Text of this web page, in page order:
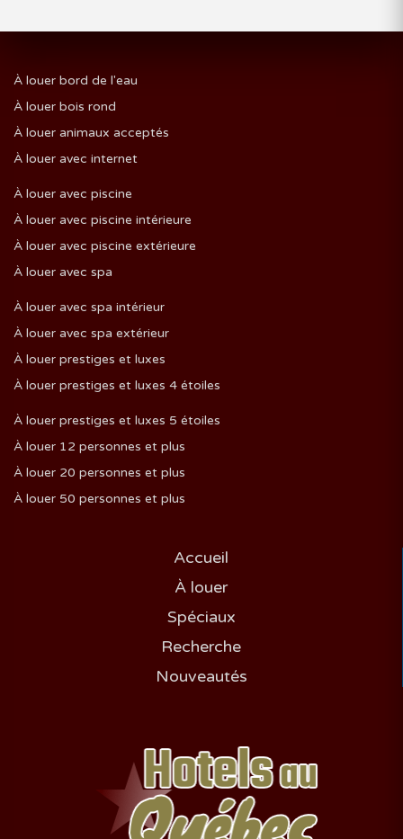
À louer bord de l'eau
À louer bois rond
À louer animaux acceptés
À louer avec internet
À louer avec piscine
À louer avec piscine intérieure
À louer avec piscine extérieure
À louer avec spa
À louer avec spa intérieur
À louer avec spa extérieur
À louer prestiges et luxes
À louer prestiges et luxes 4 étoiles
À louer prestiges et luxes 5 étoiles
À louer 12 personnes et plus
À louer 20 personnes et plus
À louer 50 personnes et plus
Accueil
À louer
Spéciaux
Recherche
Nouveautés